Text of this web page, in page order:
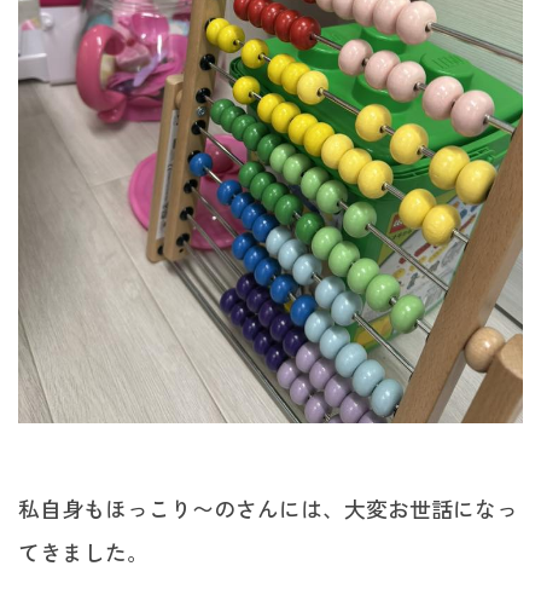
私自身もほっこり〜のさんには、大変お世話になっ
てきました。